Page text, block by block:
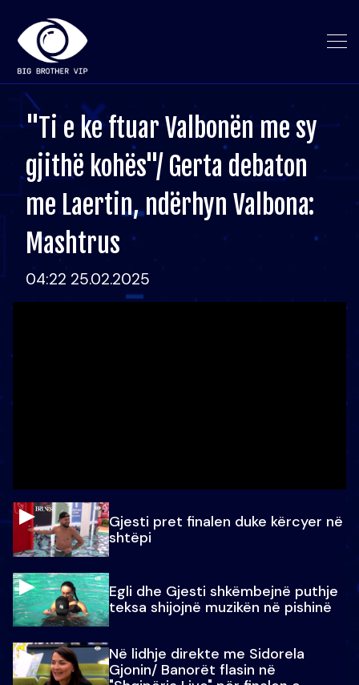
"Ti e ke ftuar Valbonën me sy
gjithë kohës"/ Gerta debaton
me Laertin, ndërhyn Valbona:
Mashtrus
04:22 25.02.2025
Gjesti pret finalen duke kërcyer në
shtëpi
Egli dhe Gjesti shkëmbejnë puthje
teksa shijojnë muzikën në pishinë
Në lidhje direkte me Sidorela
Gjonin/ Banorët flasin në